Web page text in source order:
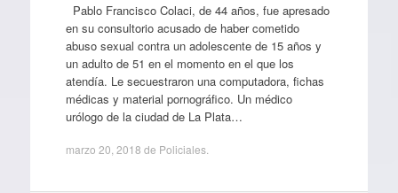
Pablo Francisco Colaci, de 44 años, fue apresado
en su consultorio acusado de haber cometido
abuso sexual contra un adolescente de 15 años y
un adulto de 51 en el momento en el que los
atendía. Le secuestraron una computadora, fichas
médicas y material pornográfico. Un médico
urólogo de la ciudad de La Plata…
marzo 20, 2018 de Policiales.